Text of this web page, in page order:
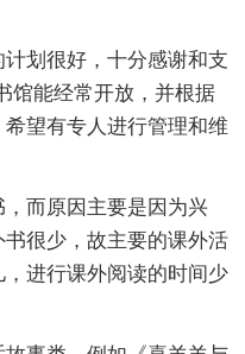
划很好，十分感谢和支
馆能经常开放，并根据
望有专人进行管理和维
而原因主要是因为兴
很少，故主要的课外活
进行课外阅读的时间少